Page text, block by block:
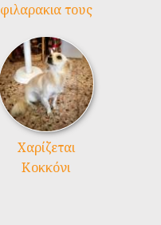
φιλαρακια τους
Χαρίζεται
Κοκκόνι